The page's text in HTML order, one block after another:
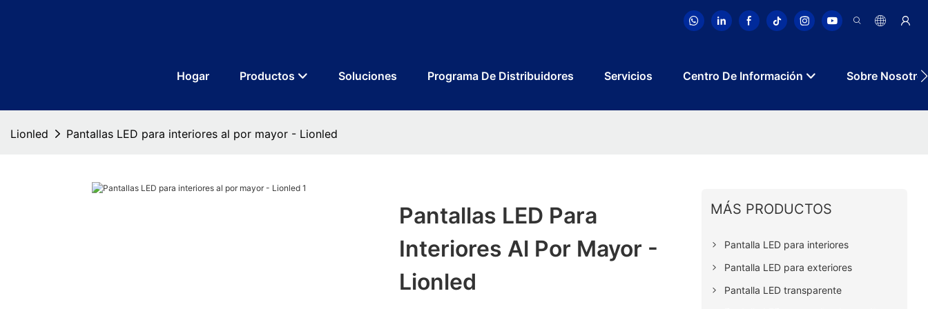
Hogar Productos Soluciones Programa De Distribuidores Servicios Centro De Información Sobre
Lionled Pantallas LED para interiores al por mayor - Lionled
Pantallas LED Para
Interiores Al Por Mayor -
Lionled
MÁS PRODUCTOS
Pantalla LED para interiores
Pantalla LED para exteriores
Pantalla LED transparente